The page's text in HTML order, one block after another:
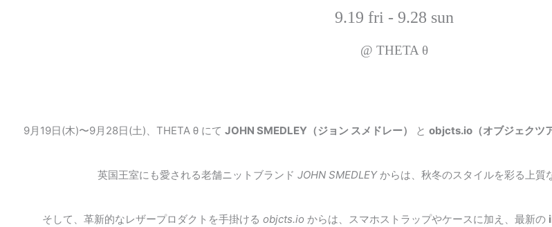
9.19 fri - 9.28 sun
@ THETA θ
9月19日(木)〜9月28日(土)、THETA θ にて JOHN SMEDLEY（ジョン スメドレー） と objcts.io（オブジェクツ
英国王室にも愛される老舗ニットブランド JOHN SMEDLEYからは、秋冬のスタイルを彩る上質
そして、革新的なレザープロダクトを手掛ける objcts.io からは、スマホストラップやケースに加え、最新の